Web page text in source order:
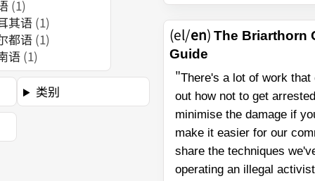
(1)
其语 (1)
都语 (1)
语(1)
类别
(el/en) The Briarthorn
Guide
"There's a lot of work that
out how not to get
minimise the damage if
make it easier for our
share the techniques
operating an illegal